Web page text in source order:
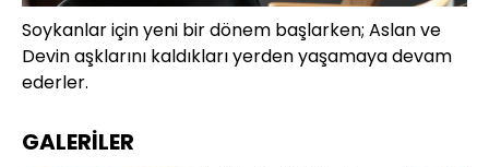
Soykanlar için yeni bir dönem başlarken; Aslan ve
Devin aşklarını kaldıkları yerden yaşamaya devam
ederler.
GALERİLER